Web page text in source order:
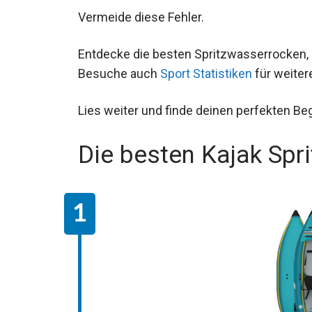
Vermeide diese Fehler.
Entdecke die besten
Besuche auch Sport Statistiken für
Lies weiter und finde deinen perfekten
Die besten Kajak